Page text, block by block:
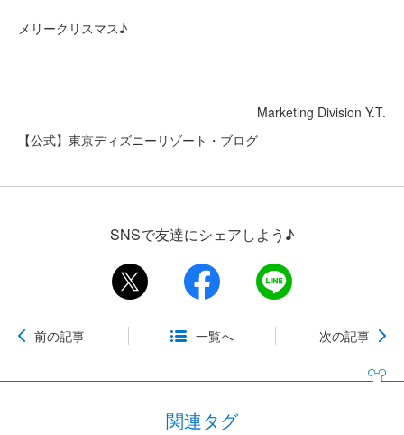
メリークリスマス♪
Marketing Division Y.T.
【公式】東京ディズニーリゾート・ブログ
SNSで友達にシェアしよう♪
前の記事 一覧へ 次の記事
関連タグ